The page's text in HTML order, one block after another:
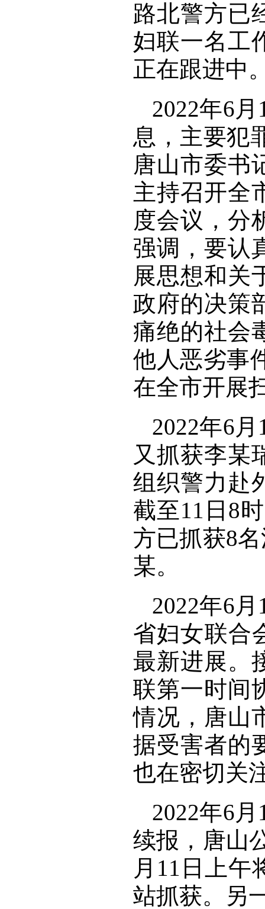
路北警方已
妇联一名工
正在跟进中
2022年6
息，主要犯
唐山市委书
主持召开全
度会议，分
强调，要认
展思想和关
政府的决策
痛绝的社会
他人恶劣事
在全市开展
2022年6
又抓获李某
组织警力赴
截至11日8
方已抓获8
某。
2022年6
省妇女联合
最新进展。
联第一时间
情况，唐山
据受害者的
也在密切关
2022年6
续报，唐山
月11日上午
站抓获。另